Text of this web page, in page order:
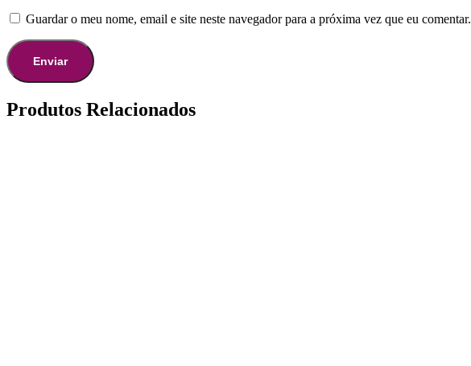
Guardar o meu nome, email e site neste navegador para a próxima vez que eu comentar.
Produtos Relacionados